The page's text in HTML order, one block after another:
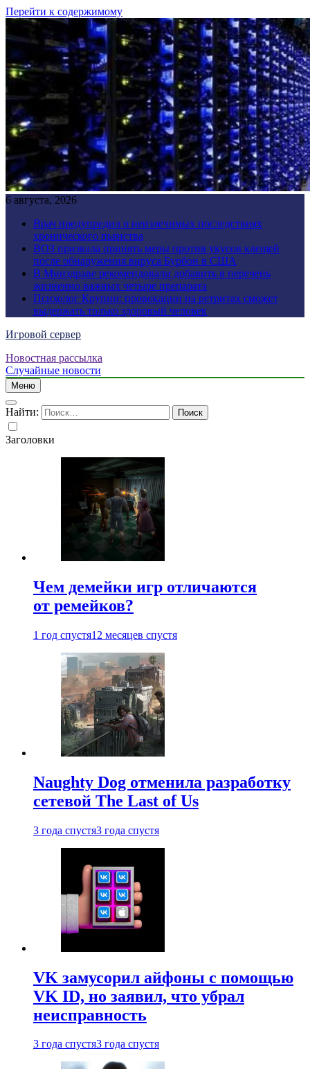
Перейти к содержимому
6 августа, 2026
Врач предупредил о неизлечимых последствиях
хронического пьянства
ВОЗ призвала принять меры против укусов клещей
после обнаружения вируса Бурбон в США
В Минздраве рекомендовали добавить в перечень
жизненно важных четыре препарата
Психолог Крупин: провокации на ретритах сможет
выдержать только здоровый человек
Игровой сервер
Новостная рассылка
Случайные новости
Меню
Найти:
Заголовки
Чем демейки игр отличаются
от ремейков?
1 год спустя12 месяцев спустя
Naughty Dog отменила разработку
сетевой The Last of Us
3 года спустя3 года спустя
VK замусорил айфоны с помощью
VK ID, но заявил, что убрал
неисправность
3 года спустя3 года спустя